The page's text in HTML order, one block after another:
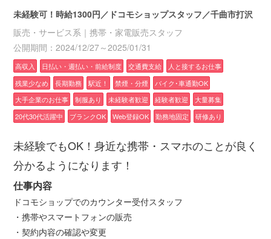
未経験可！時給1300円／ドコモショップスタッフ／千曲市打沢
販売・サービス系｜携帯・家電販売スタッフ
公開期間：2024/12/27～2025/01/31
高収入 日払い・週払い・前給制度 交通費支給
人と接するお仕事
残業少なめ
長期勤務 駅近！ 禁煙・分煙
バイク･車通勤OK
大手企業のお仕事
制服あり 未経験者歓迎 経験者歓迎
大量募集
20代30代活躍中
ブランクOK Web登録OK 勤務地固定 研修あり
未経験でもOK！身近な携帯・スマホのことが良く
分かるようになります！
仕事内容
ドコモショップでのカウンター受付スタッフ
・携帯やスマートフォンの販売
・契約内容の確認や変更